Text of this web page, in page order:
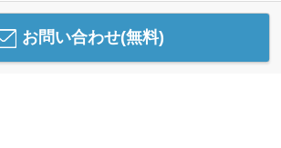
お問い合わせ(無料)